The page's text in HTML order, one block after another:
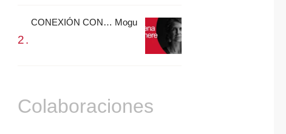
CONEXIÓN CON… Mogu
Colaboraciones